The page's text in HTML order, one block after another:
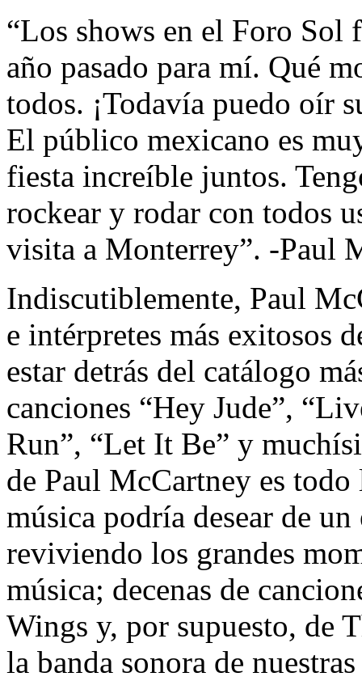
“Los shows en el Foro
año pasado para mí. Qué
todos. ¡Todavía puedo oír
El público mexicano es
fiesta increíble juntos.
rockear y rodar con todos
visita a Monterrey”. -Paul
Indiscutiblemente, Paul
e intérpretes más exitosos
estar detrás del catálogo
canciones “Hey Jude”,
Run”, “Let It Be” y
de Paul McCartney es
música podría desear de
reviviendo los grandes
música; decenas de
Wings y, por supuesto, de
la banda sonora de